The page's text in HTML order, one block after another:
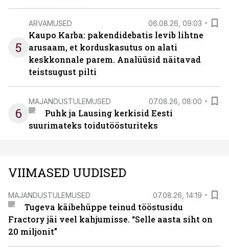
5
ARVAMUSED 06.08.26, 09:03
Kaupo Karba: pakendidebatis levib lihtne
arusaam, et korduskasutus on alati
keskkonnale parem. Analüüsid näitavad
teistsugust pilti
6
MAJANDUSTULEMUSED 07.08.26, 08:00
Puhk ja Lausing kerkisid Eesti
suurimateks toidutöösturiteks
VIIMASED UUDISED
MAJANDUSTULEMUSED 07.08.26, 14:19
Tugeva käibehüppe teinud tööstusidu
Fractory jäi veel kahjumisse. “Selle aasta siht on
20 miljonit”